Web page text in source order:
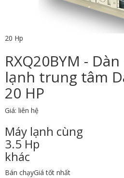
20 Hp
RXQ20BYM -
lạnh trung tâm
20 HP
Giá: liên hệ
Máy lạnh cùng
3.5 Hp
khác
Bán chạyGiá tốt nhất